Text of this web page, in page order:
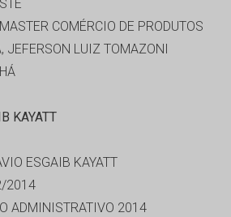
COMÉRCIO DE PRODUTOS
JEFERSON LUIZ TOMAZONI
KAYATT
ESGAIB KAYATT
2014
ADMINISTRATIVO 2014